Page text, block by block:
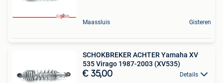
Maassluis Gisteren
SCHOKBREKER ACHTER Yamaha XV
535 Virago 1987-2003 (XV535)
€ 35,00 Details